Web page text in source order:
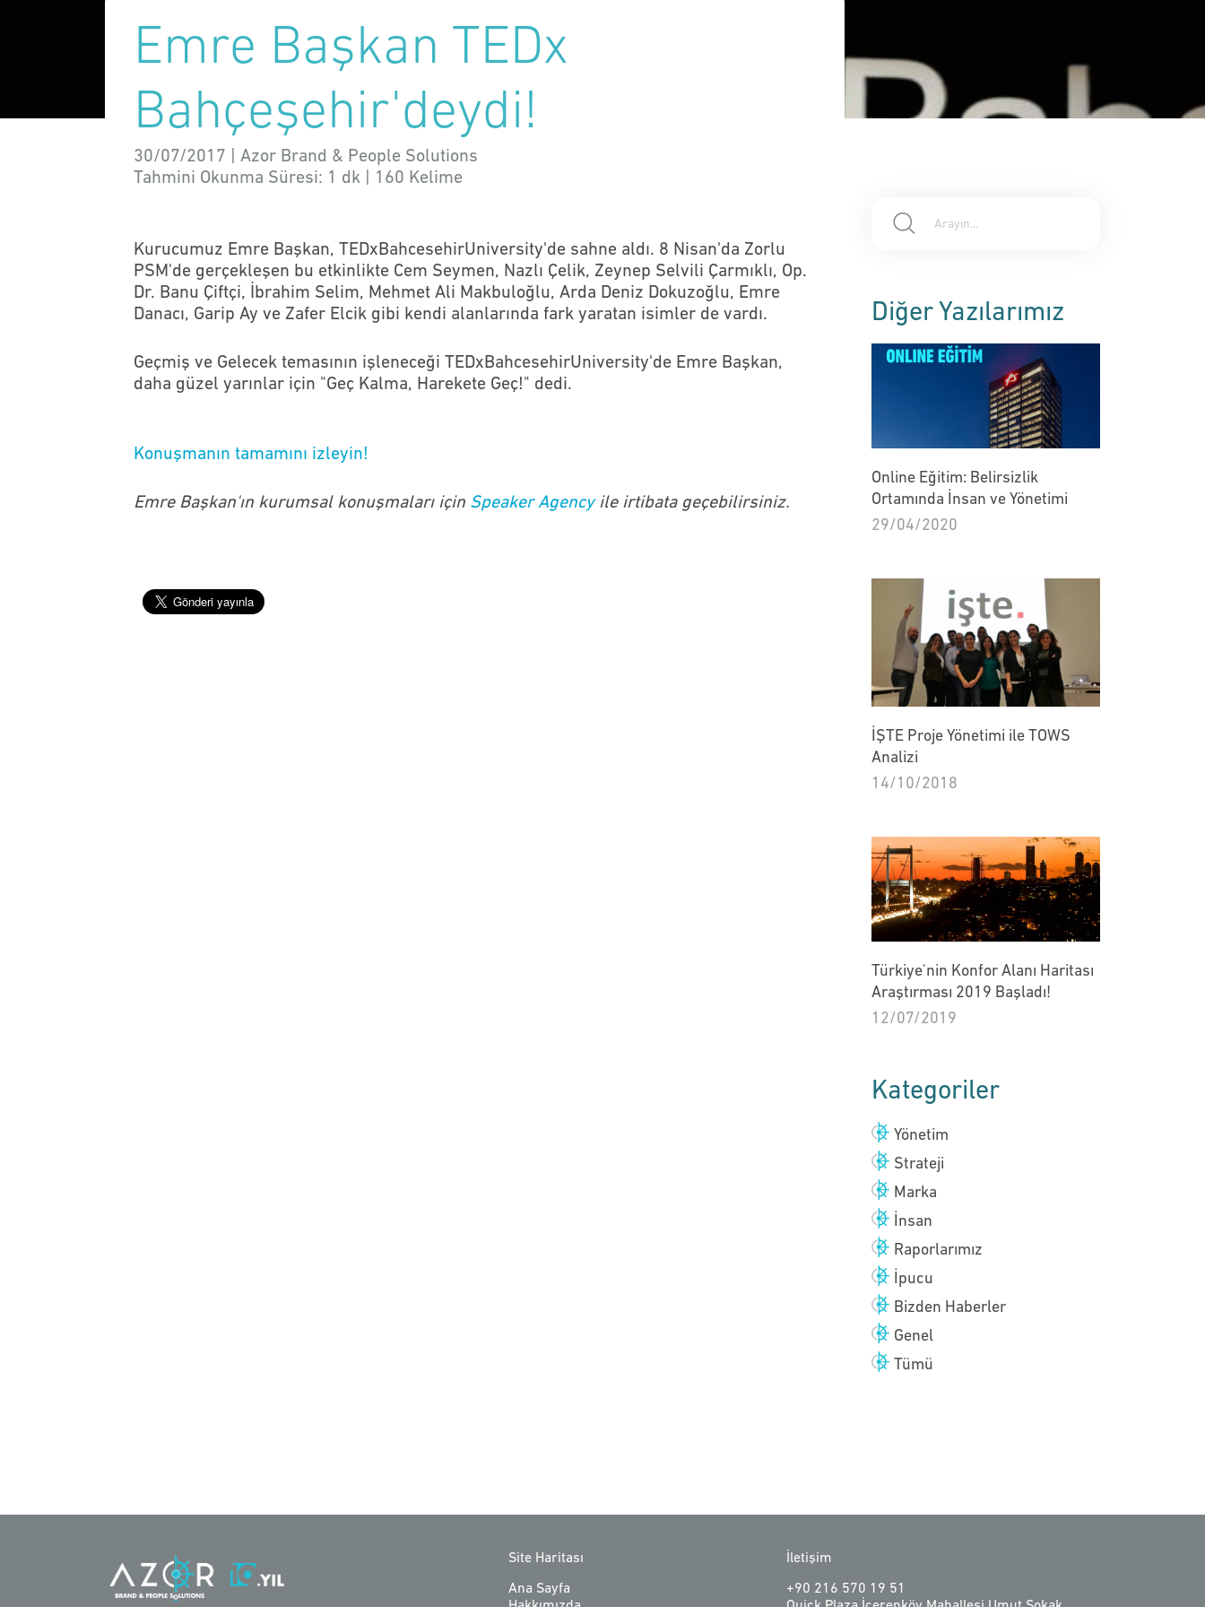
Emre Başkan TEDx
Bahçeşehir'deydi!
30/07/2017 | Azor Brand & People Solutions
Tahmini Okunma Süresi: 1 dk 160 Kelime
Kurucumuz Emre Başkan, TEDxBahcesehirUniversity'de sahne aldı. 8 Nisan'da Zorlu
PSM'de gerçekleşen bu etkinlikte Cem Seymen, Nazlı Çelik, Zeynep Selvili Çarmıklı, Op.
Dr. Banu Çiftçi, İbrahim Selim, Mehmet Ali Makbuloğlu, Arda Deniz Dokuzoğlu, Emre
Danacı, Garip Ay ve Zafer Elcik gibi kendi alanlarında fark yaratan isimler de vardı.
Geçmiş ve Gelecek temasının işleneceği TEDxBahcesehirUniversity'de Emre Başkan,
daha güzel yarınlar için "Geç Kalma, Harekete Geç!" dedi.
Konuşmanın tamamını izleyin!
Emre Başkan'ın kurumsal konuşmaları için Speaker Agencyile irtibata geçebilirsiniz.
Diğer Yazılarımız
Online Eğitim: Belirsizlik
Ortamında İnsan ve Yönetimi
29/04/2020
İŞTE Proje Yönetimi ile TOWS
Analizi
14/10/2018
Türkiye'nin Konfor Alanı Haritası
Araştırması 2019 Başladı!
12/07/2019
Kategoriler
Yönetim
Strateji
Marka
İnsan
Raporlarımız
İpucu
Bizden Haberler
Genel
Tümü
Site Haritası
Ana Sayfa
İletişim
+90 216 570 19 51